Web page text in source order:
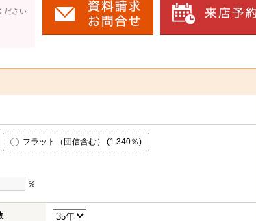
ださい
フラット（団信含む） (1.340％)
％